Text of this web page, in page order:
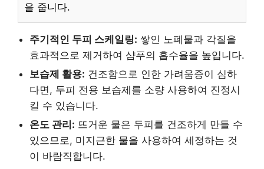
을 줍니다.
주기적인 두피 스케일링: 쌓인 노폐물과 각질을
효과적으로 제거하여 샴푸의 흡수율을 높입니다.
보습제 활용: 건조함으로 인한 가려움증이 심하
다면, 두피 전용 보습제를 소량 사용하여 진정시
킬 수 있습니다.
온도 관리: 뜨거운 물은 두피를 건조하게 만들 수
있으므로, 미지근한 물을 사용하여 세정하는 것
이 바람직합니다.